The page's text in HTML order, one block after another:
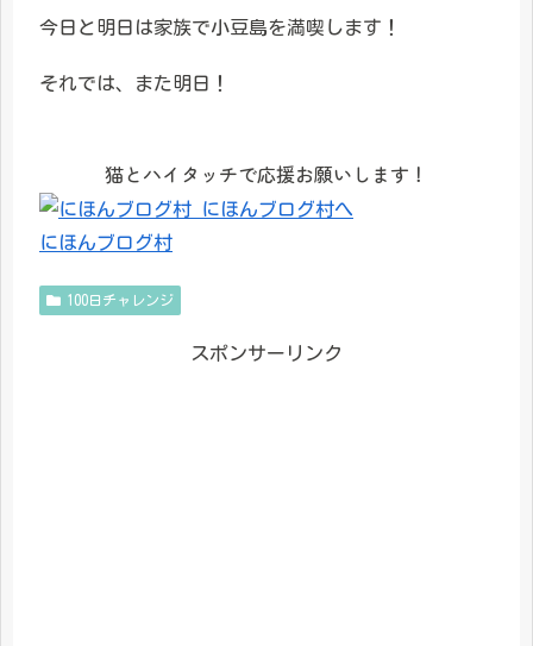
今日と明日は家族で小豆島を満喫します！
それでは、また明日！
猫とハイタッチで応援お願いします！
にほんブログ村
100日チャレンジ
スポンサーリンク